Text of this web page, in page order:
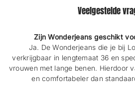
Veelgestelde
Zijn Wonderjeans geschikt
Ja. De Wonderjeans die je bij
verkrijgbaar in lengtemaat 36 en
vrouwen met lange benen. Hierdoor
en comfortabeler dan